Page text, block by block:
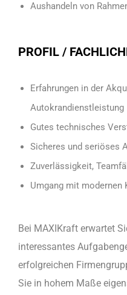
Aushandeln von
PROFIL /
Erfahrungen in der
Autokrandienstleistung
Gutes technisches
Sicheres und seriöses
Zuverlässigkeit,
Umgang mit
Bei MAXIKraft erwartet
interessantes
erfolgreichen
Sie in hohem Maße